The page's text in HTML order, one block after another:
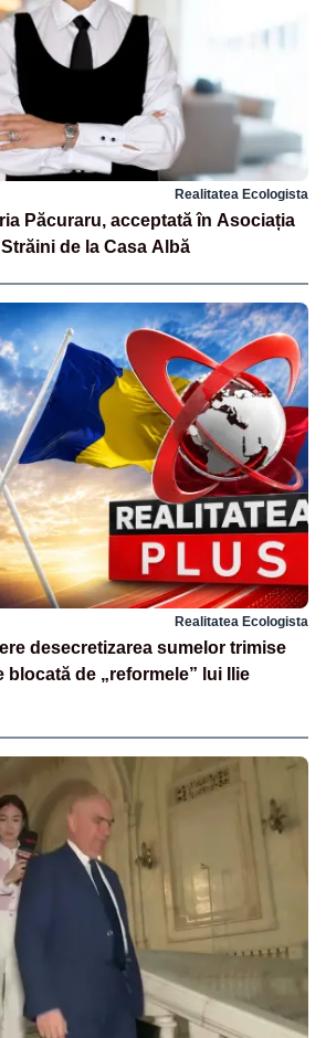
Realitatea Ecologista
Păcuraru, acceptată în Asociația
de la Casa Albă
Realitatea Ecologista
desecretizarea sumelor trimise
blocată de „reformele” lui Ilie